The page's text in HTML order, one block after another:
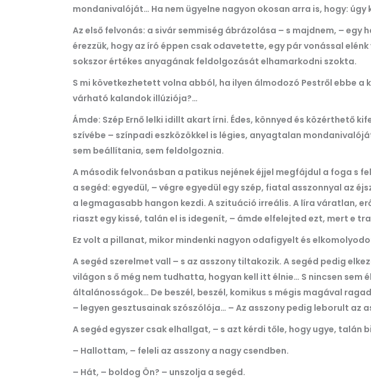
mondanivalóját… Ha nem ügyelne nagyon okosan arra is, hogy:
Az első felvonás: a sivár semmiség ábrázolása – s majdnem, – egy
érezzük, hogy az író éppen csak odavetette, egy pár vonással
sokszor értékes anyagának feldolgozását elhamarkodni szokta.
S mi következhetett volna abból, ha ilyen álmodozó Pestről ebbe
várható kalandok illúziója?…
Ámde: Szép Ernő lelki idillt akart írni. Édes, könnyed és közérthető
szívébe – színpadi eszközökkel is légies, anyagtalan
sem beállítania, sem feldolgoznia.
A második felvonásban a patikus nejének éjjel megfájdul a foga s
a segéd: egyedül, – végre egyedül egy szép, fiatal asszonnyal az
a legmagasabb hangon kezdi. A szituáció irreális. A líra váratlan,
riaszt egy kissé, talán el is idegenít, – ámde elfelejted ezt, mert e
Ez volt a pillanat, mikor mindenki nagyon odafigyelt és
A segéd szerelmet vall – s az asszony tiltakozik. A segéd pedig
világon s ő még nem tudhatta, hogyan kell itt élnie… S nincsen
általánosságok… De beszél, beszél, komikus s mégis magával
– legyen gesztusainak szószólója… – Az asszony pedig leborult az
A segéd egyszer csak elhallgat, – s azt kérdi tőle, hogy ugye, talán
– Hallottam, – feleli az asszony a nagy csendben.
– Hát, – boldog Ön? – unszolja a segéd.